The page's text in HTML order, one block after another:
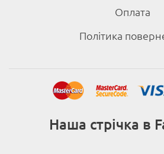
Оплата
Політика
Наша стрічка в